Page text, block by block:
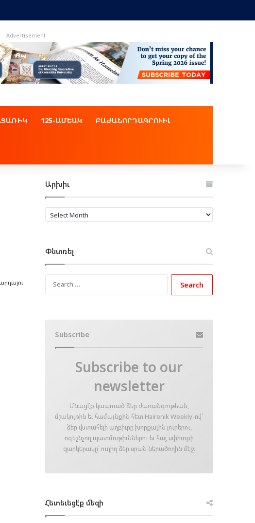
Advertisement
125-ԱՄԵԱԿ ԲԱԺԱՆՈՐԴԱԳՐՈՒԻԼ
Արխիւ
Արխիւ
Փնտռել
Subscribe
Subscribe to our
newsletter
Մնացէ՛ք կապուած ձեր ժառանգութեան,
մշակոյթին եւ համայնքին հետ Hairenik Weekly-ով՝
ձեր վստահելի աղբիւրը խորքային լուրերու,
ոգեշնչող պատմութիւններու եւ հայ սփիւռքի
զարկերակը՝ ուղիղ ձեր սրան ներածողին մէջ։
Հետեւեցէ՛ք մեզի